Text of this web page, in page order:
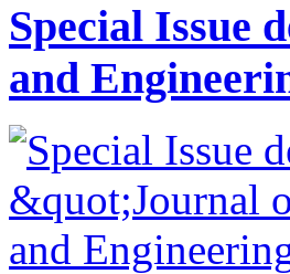
Special Issue
and